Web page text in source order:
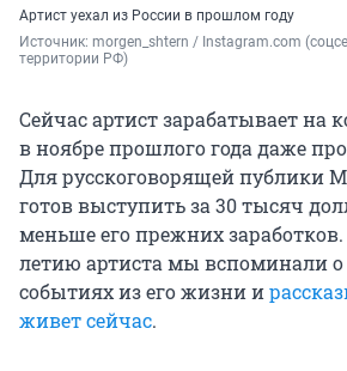
Артист уехал из России в прошлом году
Источник: morgen_shtern / Instagram.com
территории РФ)
Сейчас артист зарабатывает на
в ноябре прошлого года даже
Для русскоговорящей публики
готов выступить за 30 тысяч
меньше его прежних заработков.
летию артиста мы вспоминали
событиях из его жизни и
живет сейчас.